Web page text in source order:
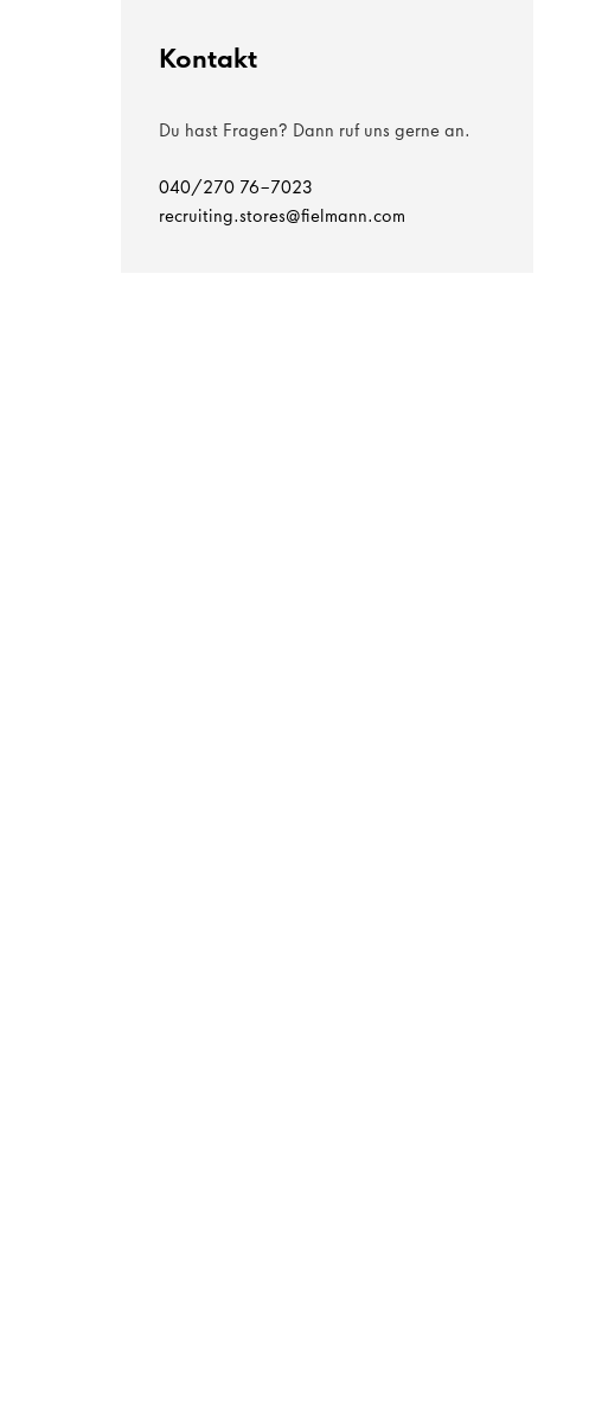
Kontakt
Du hast Fragen? Dann ruf uns gerne an.
040/270 76-7023
recruiting.stores@fielmann.com